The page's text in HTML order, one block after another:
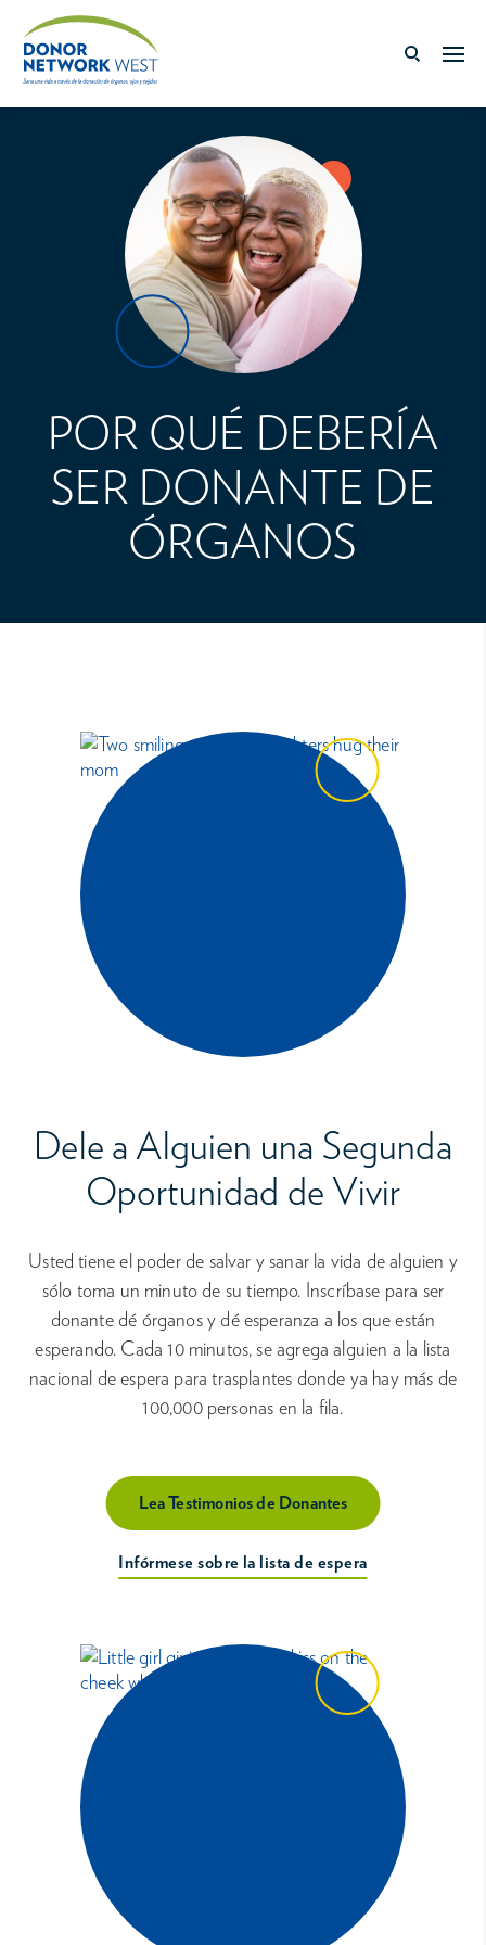
POR QUÉ DEBERÍA
SER DONANTE DE
ÓRGANOS
Dele a Alguien una Segunda
Oportunidad de Vivir
Usted tiene el poder de salvar y sanar la vida de alguien y
sólo toma un minuto de su tiempo. Inscríbase para ser
donante dé órganos y dé esperanza a los que están
esperando. Cada 10 minutos, se agrega alguien a la lista
nacional de espera para trasplantes donde ya hay más de
100,000 personas en la fila.
Lea Testimonios de Donantes
Infórmese sobre la lista de espera